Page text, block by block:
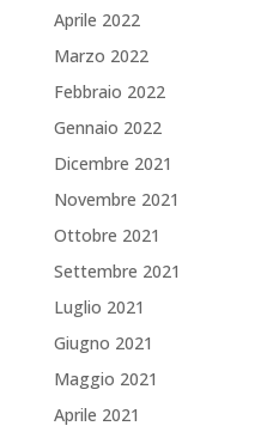
Aprile 2022
Marzo 2022
Febbraio 2022
Gennaio 2022
Dicembre 2021
Novembre 2021
Ottobre 2021
Settembre 2021
Luglio 2021
Giugno 2021
Maggio 2021
Aprile 2021